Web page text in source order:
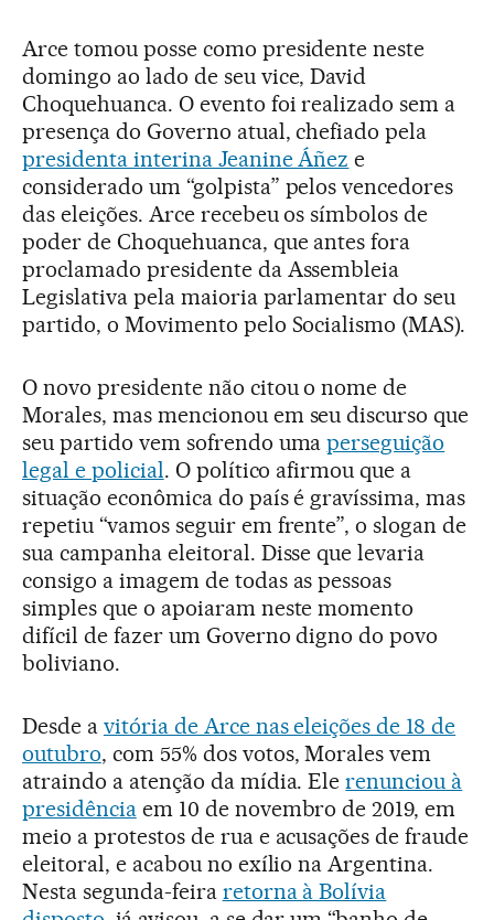
Arce tomou posse como presidente neste
domingo ao lado de seu vice, David
Choquehuanca. O evento foi realizado sem a
presença do Governo atual, chefiado pela
presidenta interina Jeanine Áñez e
considerado um “golpista” pelos vencedores
das eleições. Arce recebeu os símbolos de
poder de Choquehuanca, que antes fora
proclamado presidente da Assembleia
Legislativa pela maioria parlamentar do seu
partido, o Movimento pelo Socialismo (MAS).
O novo presidente não citou o nome de
Morales, mas mencionou em seu discurso que
seu partido vem sofrendo umaperseguição
legal e policial. O político afirmou que a
situação econômica do país é gravíssima, mas
repetiu “vamos seguir em frente”, o slogan de
sua campanha eleitoral. Disse que levaria
consigo a imagem de todas as pessoas
simples que o apoiaram neste momento
difícil de fazer um Governo digno do povo
boliviano.
Desde a vitória de Arce nas eleições de 18 de
outubro, com 55% dos votos, Morales vem
atraindo a atenção da mídia. Elerenunciou à
presidênciaem 10 de novembro de 2019, em
meio a protestos de rua e acusações de fraude
eleitoral, e acabou no exílio na Argentina.
Nesta segunda-feira retorna à Bolívia